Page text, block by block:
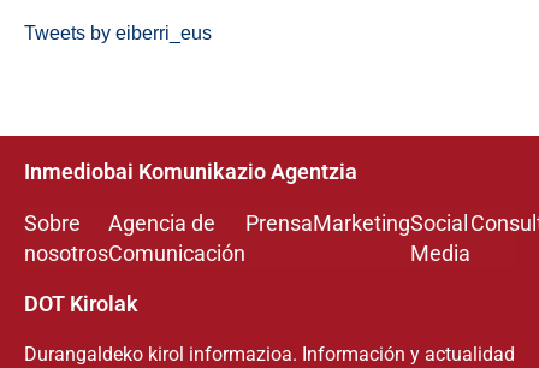
Tweets by eiberri_eus
Inmediobai Komunikazio Agentzia
Sobre
nosotros
Agencia de
Comunicación
PrensaMarketingSocial
Media
DOT Kirolak
Durangaldeko kirol informazioa. Información y actualidad